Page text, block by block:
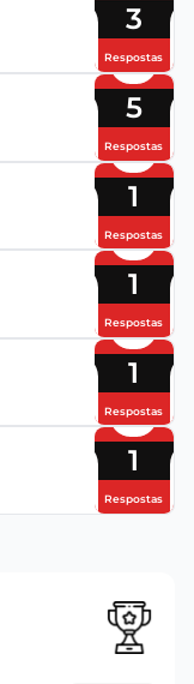
3
Respostas
5
Respostas
1
Respostas
1
Respostas
1
Respostas
1
Respostas